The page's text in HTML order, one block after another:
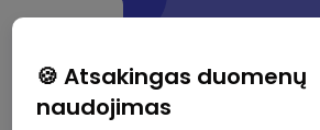
🍪 Atsakingas duomenų
naudojimas